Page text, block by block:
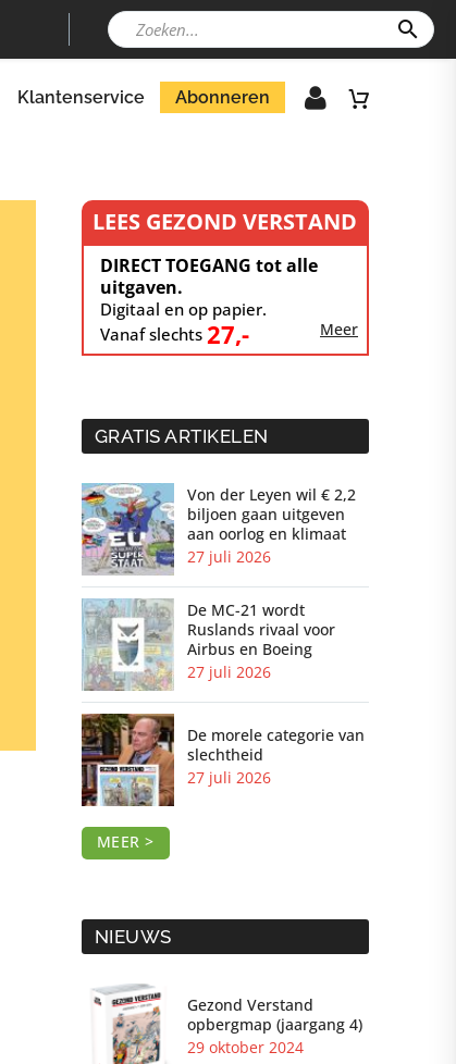
Klantenservice Abonneren
LEES GEZOND VERSTAND
DIRECT TOEGANG tot alle
uitgaven.
Digitaal en op papier.
Vanaf slechts 27,- Meer
GRATIS ARTIKELEN
Von der Leyen wil € 2,2
biljoen gaan uitgeven
aan oorlog en klimaat
27 juli 2026
De MC-21 wordt
Ruslands rivaal voor
Airbus en Boeing
27 juli 2026
De morele categorie van
slechtheid
27 juli 2026
MEER >
NIEUWS
Gezond Verstand
opbergmap (jaargang 4)
29 oktober 2024